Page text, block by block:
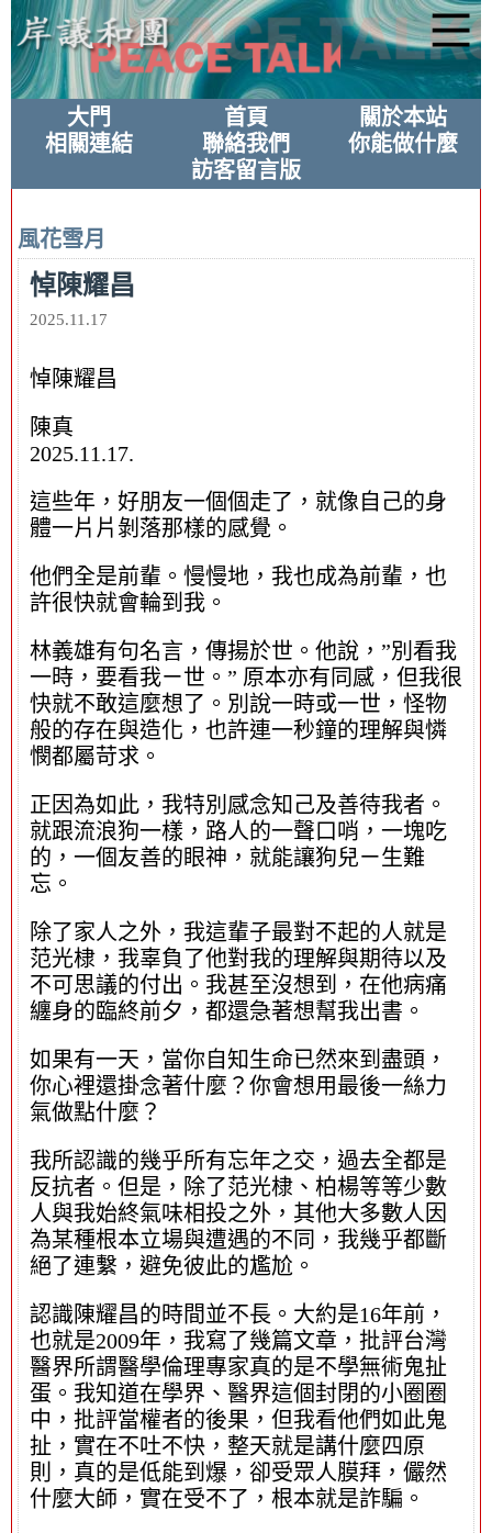
大門 首頁
關於本站
相關連結
聯絡我們
你能做什麼
訪客留言版
風花雪月
悼陳耀昌
2025.11.17
悼陳耀昌
陳真
2025.11.17.
這些年，好朋友一個個走了，就像自己的身
體一片片剝落那樣的感覺。
他們全是前輩。慢慢地，我也成為前輩，也
許很快就會輪到我。
林義雄有句名言，傳揚於世。他說，”別看我
一時，要看我ㄧ世。” 原本亦有同感，但我很
快就不敢這麼想了。別說一時或一世，怪物
般的存在與造化，也許連一秒鐘的理解與憐
憫都屬苛求。
正因為如此，我特別感念知己及善待我者。
就跟流浪狗一樣，路人的一聲口哨，一塊吃
的，一個友善的眼神，就能讓狗兒ㄧ生難
忘。
除了家人之外，我這輩子最對不起的人就是
范光棣，我辜負了他對我的理解與期待以及
不可思議的付出。我甚至沒想到，在他病痛
纏身的臨終前夕，都還急著想幫我出書。
如果有一天，當你自知生命已然來到盡頭，
你心裡還掛念著什麼？你會想用最後一絲力
氣做點什麼？
我所認識的幾乎所有忘年之交，過去全都是
反抗者。但是，除了范光棣、柏楊等等少數
人與我始終氣味相投之外，其他大多數人因
為某種根本立場與遭遇的不同，我幾乎都斷
絕了連繫，避免彼此的尷尬。
認識陳耀昌的時間並不長。大約是16年前，
也就是2009年，我寫了幾篇文章，批評台灣
醫界所謂醫學倫理專家真的是不學無術鬼扯
蛋。我知道在學界、醫界這個封閉的小圈圈
中，批評當權者的後果，但我看他們如此鬼
扯，實在不吐不快，整天就是講什麼四原
則，真的是低能到爆，卻受眾人膜拜，儼然
什麼大師，實在受不了，根本就是詐騙。